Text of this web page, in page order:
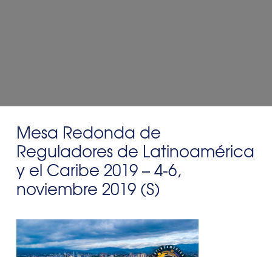
Mesa Redonda de
Reguladores de Latinoamérica
y el Caribe 2019 – 4-6,
noviembre 2019 (S)